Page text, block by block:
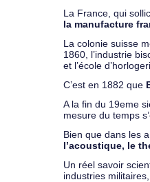
La France, qui
la manufacture
La colonie suisse
1860, l’industrie
et l’école
C’est en 1882 que
A la fin du 19eme
mesure du temps
Bien que dans les
l’acoustique, le
Un réel savoir
industries